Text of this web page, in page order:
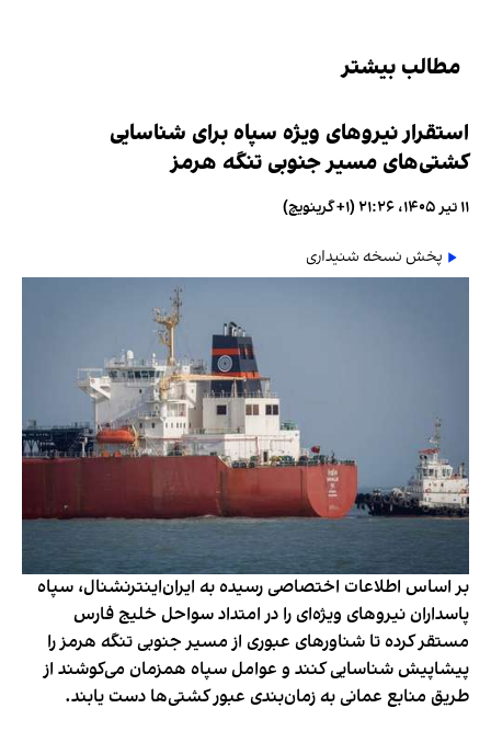
مطالب بیشتر
استقرار نیروهای ویژه سپاه برای شناسایی
کشتی‌های مسیر جنوبی تنگه هرمز
۱۱ تیر ۱۴۰۵، ۲۱:۲۶ (‎+۱ گرینویچ)
پخش نسخه شنیداری
بر اساس اطلاعات اختصاصی رسیده به ایران‌اینترنشنال، سپاه
پاسداران نیروهای ویژه‌ای را در امتداد سواحل خلیج فارس
مستقر کرده تا شناورهای عبوری از مسیر جنوبی تنگه هرمز را
پیشاپیش شناسایی کنند و عوامل سپاه همزمان می‌کوشند از
طریق منابع عمانی به زمان‌بندی عبور کشتی‌ها دست یابند.